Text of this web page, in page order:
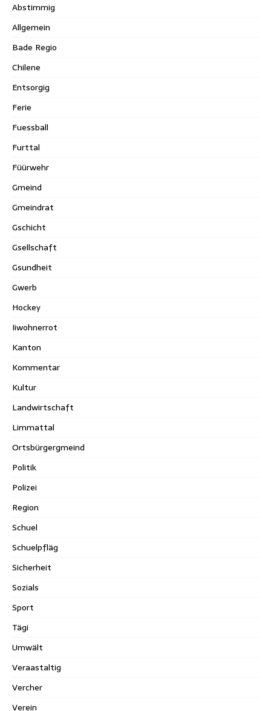
Abstimmig
Allgemein
Bade Regio
Chilene
Entsorgig
Ferie
Fuessball
Furttal
Füürwehr
Gmeind
Gmeindrat
Gschicht
Gsellschaft
Gsundheit
Gwerb
Hockey
Iiwohnerrot
Kanton
Kommentar
Kultur
Landwirtschaft
Limmattal
Ortsbürgergmeind
Politik
Polizei
Region
Schuel
Schuelpfläg
Sicherheit
Sozials
Sport
Tägi
Umwält
Veraastaltig
Vercher
Verein